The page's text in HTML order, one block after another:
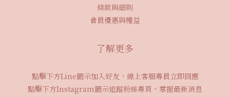
條款與細則
會員優惠與權益
了解更多
點擊下方Line圖示加入好友，線上客服專員立即回應
點擊下方Instagram圖示追蹤粉絲專頁，掌握最新消息